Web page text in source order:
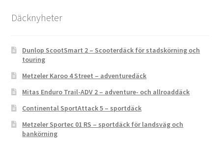
Däcknyheter
Dunlop ScootSmart 2 – Scooterdäck för stadskörning och
touring
Metzeler Karoo 4 Street – adventuredäck
Mitas Enduro Trail-ADV 2 – adventure- och allroaddäck
Continental SportAttack 5 – sportdäck
Metzeler Sportec 01 RS – sportdäck för landsväg och
bankörning